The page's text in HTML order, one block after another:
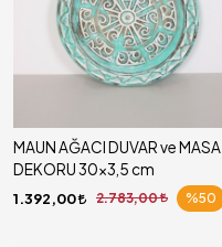
MAUN AĞACI DUVAR ve MASA
DEKORU 30x3,5 cm
1.392,00 2.783,00 %50